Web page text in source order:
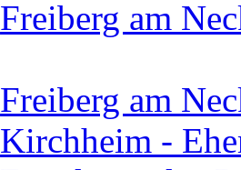
Freiberg am
Freiberg am
Kirchheim -